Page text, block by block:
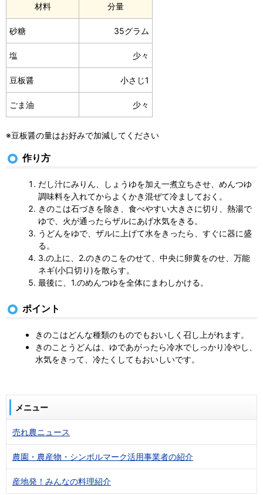
材料
分量
砂糖 35グラム
塩 少々
豆板醤 小さじ1
ごま油 少々
※豆板醤の量はお好みで加減してください
作り方
だし汁にみりん、しょうゆを加え一煮立ちさせ、めんつゆ
調味料を入れてからよくかき混ぜて冷ましておく。
きのこは石づきを除き、食べやすい大きさに切り、熱湯で
ゆで、火が通ったらザルにあげ水気をきる。
うどんをゆで、ザルに上げて水をきったら、すぐに器に盛
る。
3.の上に、2.のきのこをのせて、中央に卵黄をのせ、万能
ネギ(小口切り)を散らす。
最後に、1.のめんつゆを全体にまわしかける。
ポイント
きのこはどんな種類のものでもおいしく召し上がれます。
きのことうどんは、ゆであがったら冷水でしっかり冷やし、
水気をきって、冷たくしてもおいしいです。
メニュー
売れ農ニュース
農園・農産物・シンボルマーク活用事業者の紹介
産地発！みんなの料理紹介